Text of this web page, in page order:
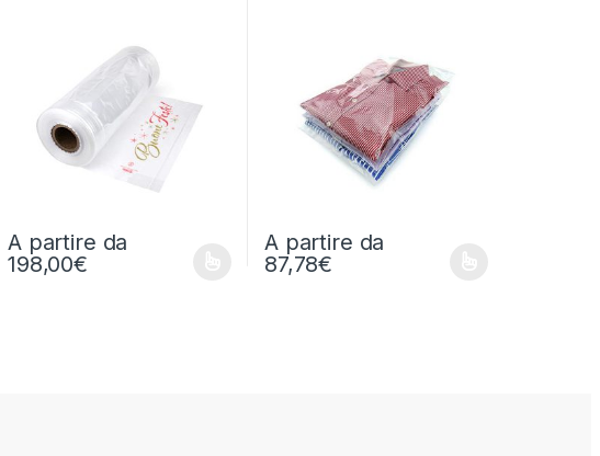
del prodotto
possono essere scelte nella pagina del prodotto
A partire da
198,00€
Questo prodotto ha più varianti. Le opzioni possono essere scelte nella pagina
A partire da
87,78€
Questo prodotto ha più varianti. Le opzioni